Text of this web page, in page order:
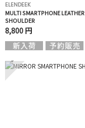
ELENDEEK
MULTI SMARTPHONE LEATHER
SHOULDER
8,800 円
9